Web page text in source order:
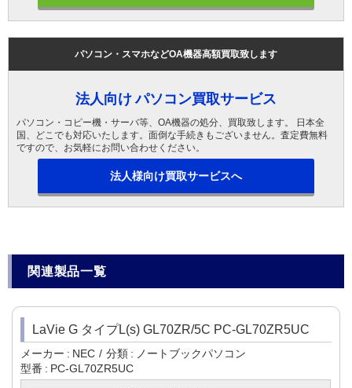
パソコン・スマホなどOA機器高額買取致します
法人向け パソコン買取サービス
パソコン・コピー機・サーバ等、OA機器の処分、買取致します。 日本全
国、どこでも対応いたします。面倒な手続きもございません。査定費無料
ですので、お気軽にお問い合わせください。
法人様向け買取サービスへ
関連製品一覧
LaVie G タイプL(s) GL70ZR/5C PC-GL70ZR5UC
メーカー NEC 分類
ノートブックパソコン
型番
PC-GL70ZR5UC